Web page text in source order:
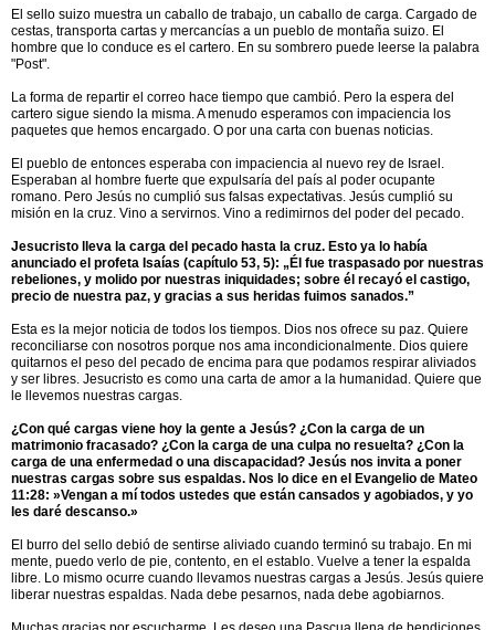
El sello suizo muestra un caballo de trabajo, un caballo de carga. Cargado de
cestas, transporta cartas y mercancías a un pueblo de montaña suizo. El
hombre que lo conduce es el cartero. En su sombrero puede leerse la palabra
"Post".
La forma de repartir el correo hace tiempo que cambió. Pero la espera del
cartero sigue siendo la misma. A menudo esperamos con impaciencia los
paquetes que hemos encargado. O por una carta con buenas noticias.
El pueblo de entonces esperaba con impaciencia al nuevo rey de Israel.
Esperaban al hombre fuerte que expulsaría del país al poder ocupante
romano. Pero Jesús no cumplió sus falsas expectativas. Jesús cumplió su
misión en la cruz. Vino a servirnos. Vino a redimirnos del poder del pecado.
Jesucristo lleva la carga del pecado hasta la cruz. Esto ya lo había
anunciado el profeta Isaías (capítulo 53, 5): „Él fue traspasado por nuestras
rebeliones, y molido por nuestras iniquidades; sobre él recayó el castigo,
precio de nuestra paz, y gracias a sus heridas fuimos sanados.”
Esta es la mejor noticia de todos los tiempos. Dios nos ofrece su paz. Quiere
reconciliarse con nosotros porque nos ama incondicionalmente. Dios quiere
quitarnos el peso del pecado de encima para que podamos respirar aliviados
y ser libres. Jesucristo es como una carta de amor a la humanidad. Quiere que
le llevemos nuestras cargas.
¿Con qué cargas viene hoy la gente a Jesús? ¿Con la carga de un
matrimonio fracasado? ¿Con la carga de una culpa no resuelta? ¿Con la
carga de una enfermedad o una discapacidad? Jesús nos invita a poner
nuestras cargas sobre sus espaldas. Nos lo dice en el Evangelio de Mateo
11:28: »Vengan a mí todos ustedes que están cansados y agobiados, y yo
les daré descanso.»
El burro del sello debió de sentirse aliviado cuando terminó su trabajo. En mi
mente, puedo verlo de pie, contento, en el establo. Vuelve a tener la espalda
libre. Lo mismo ocurre cuando llevamos nuestras cargas a Jesús. Jesús quiere
liberar nuestras espaldas. Nada debe pesarnos, nada debe agobiarnos.